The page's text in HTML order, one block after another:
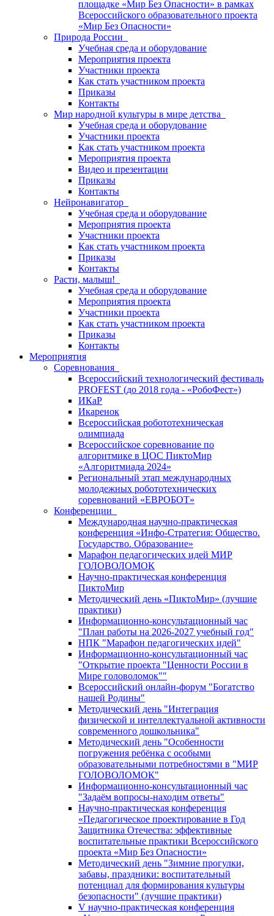
площадке «Мир Без Опасности» в рамках
Всероссийского образовательного проекта
«Мир Без Опасности»
Природа России
Учебная среда и оборудование
Мероприятия проекта
Участники проекта
Как стать участником проекта
Приказы
Контакты
Мир народной культуры в мире детства
Учебная среда и оборудование
Участники проекта
Как стать участником проекта
Мероприятия проекта
Видео и презентации
Приказы
Контакты
Нейронавигатор
Учебная среда и оборудование
Мероприятия проекта
Участники проекта
Как стать участником проекта
Приказы
Контакты
Расти, малыш!
Учебная среда и оборудование
Мероприятия проекта
Участники проекта
Как стать участником проекта
Приказы
Контакты
Мероприятия
Соревнования
Всероссийский технологический фестиваль
PROFEST (до 2018 года - «РобоФест»)
ИКаР
Икаренок
Всероссийская робототехническая
олимпиада
Всероссийское соревнование по
алгоритмике в ЦОС ПиктоМир
«Алгоритмиада 2024»
Региональный этап международных
молодежных робототехнических
соревнований «ЕВРОБОТ»
Конференции
Международная научно-практическая
конференция «Инфо-Стратегия: Общество.
Государство. Образование»
Марафон педагогических идей МИР
ГОЛОВОЛОМОК
Научно-практическая конференция
ПиктоМир
Методический день «ПиктоМир» (лучшие
практики)
Информационно-консультационный час
"План работы на 2026-2027 учебный год"
НПК "Марафон педагогических идей"
Информационно-консультационный час
"Открытие проекта "Ценности России в
Мире головоломок""
Всероссийский онлайн-форум "Богатство
нашей Родины"
Методический день "Интеграция
физической и интеллектуальной активности
современного дошкольника"
Методический день "Особенности
погружения ребёнка с особыми
образовательными потребностями в "МИР
ГОЛОВОЛОМОК"
Информационно-консультационный час
"Задаём вопросы-находим ответы"
Научно-практическая конференция
«Педагогическое проектирование в Год
Защитника Отечества: эффективные
воспитательные практики Всероссийского
проекта «Мир Без Опасности»
Методический день "Зимние прогулки,
забавы, праздники: воспитательный
потенциал для формирования культуры
безопасности" (лучшие практики)
V научно-практическая конференция